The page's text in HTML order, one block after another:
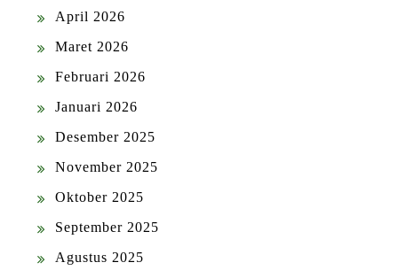
April 2026
Maret 2026
Februari 2026
Januari 2026
Desember 2025
November 2025
Oktober 2025
September 2025
Agustus 2025